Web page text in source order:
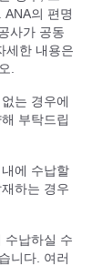
의 편명
사가 공동
세한 내용은
.
는 경우에
부탁드립
에 수납할
하는 경우
수납하실 수
니다. 여러